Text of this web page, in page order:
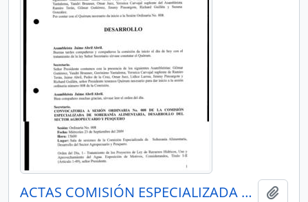
ACTAS COMISIÓN ESPECIALIZADA DE SOBERANÍA ALIMENTARIA, DESARROLLO DEL SECTOR AGROPECUARIO Y PESQUERO.